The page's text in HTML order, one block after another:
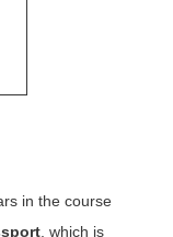
in the course
, which is